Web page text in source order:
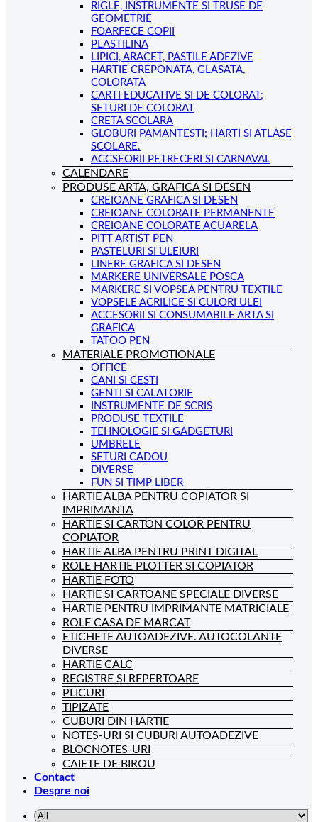
RIGLE, INSTRUMENTE SI TRUSE DE
GEOMETRIE
FOARFECE COPII
PLASTILINA
LIPICI, ARACET, PASTILE ADEZIVE
HARTIE CREPONATA, GLASATA,
COLORATA
CARTI EDUCATIVE SI DE COLORAT;
SETURI DE COLORAT
CRETA SCOLARA
GLOBURI PAMANTESTI; HARTI SI ATLASE
SCOLARE.
ACCSEORII PETRECERI SI CARNAVAL
CALENDARE
PRODUSE ARTA, GRAFICA SI DESEN
CREIOANE GRAFICA SI DESEN
CREIOANE COLORATE PERMANENTE
CREIOANE COLORATE ACUARELA
PITT ARTIST PEN
PASTELURI SI ULEIURI
LINERE GRAFICA SI DESEN
MARKERE UNIVERSALE POSCA
MARKERE SI VOPSEA PENTRU TEXTILE
VOPSELE ACRILICE SI CULORI ULEI
ACCESORII SI CONSUMABILE ARTA SI
GRAFICA
TATOO PEN
MATERIALE PROMOTIONALE
OFFICE
CANI SI CESTI
GENTI SI CALATORIE
INSTRUMENTE DE SCRIS
PRODUSE TEXTILE
TEHNOLOGIE SI GADGETURI
UMBRELE
SETURI CADOU
DIVERSE
FUN SI TIMP LIBER
HARTIE ALBA PENTRU COPIATOR SI
IMPRIMANTA
HARTIE SI CARTON COLOR PENTRU
COPIATOR
HARTIE ALBA PENTRU PRINT DIGITAL
ROLE HARTIE PLOTTER SI COPIATOR
HARTIE FOTO
HARTIE SI CARTOANE SPECIALE DIVERSE
HARTIE PENTRU IMPRIMANTE MATRICIALE
ROLE CASA DE MARCAT
ETICHETE AUTOADEZIVE. AUTOCOLANTE
DIVERSE
HARTIE CALC
REGISTRE SI REPERTOARE
PLICURI
TIPIZATE
CUBURI DIN HARTIE
NOTES-URI SI CUBURI AUTOADEZIVE
BLOCNOTES-URI
CAIETE DE BIROU
Contact
Despre noi